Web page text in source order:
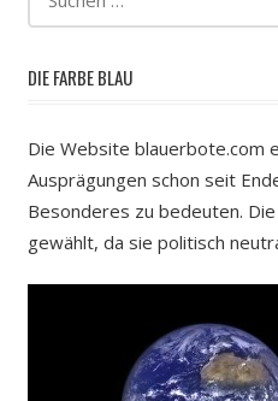
DIE FARBE BLAU
Die Website blauerbote.com
Ausprägungen schon seit
Besonderes zu bedeuten.
gewählt, da sie politisch